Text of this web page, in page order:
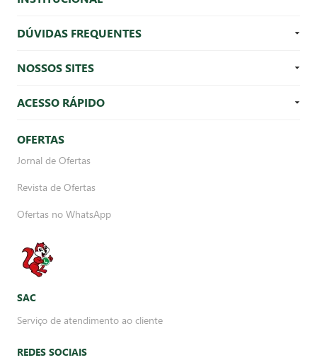
DÚVIDAS FREQUENTES
NOSSOS SITES
ACESSO RÁPIDO
OFERTAS
Jornal de Ofertas
Revista de Ofertas
Ofertas no WhatsApp
SAC
Serviço de atendimento ao cliente
REDES SOCIAIS